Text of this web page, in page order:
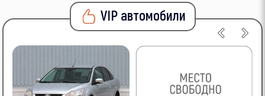
VIP автомобили